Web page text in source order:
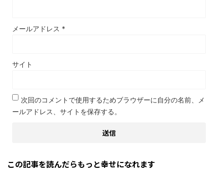
メールアドレス *
サイト
次回のコメントで使用するためブラウザーに自分の名前、メ
ールアドレス、サイトを保存する。
この記事を読んだらもっと幸せになれます